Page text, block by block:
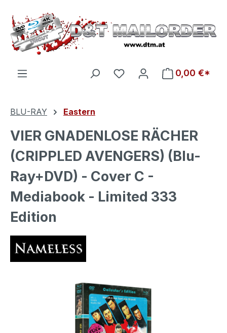
Zum Hauptinhalt springen
Du hast 0 Produkte auf
0,00 €*
BLU-RAY Eastern
VIER GNADENLOSE RÄCHER
(CRIPPLED AVENGERS) (Blu-
Ray+DVD) - Cover C -
Mediabook - Limited 333
Edition
Bildergalerie überspringen